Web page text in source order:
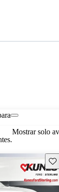
Mostrar solo